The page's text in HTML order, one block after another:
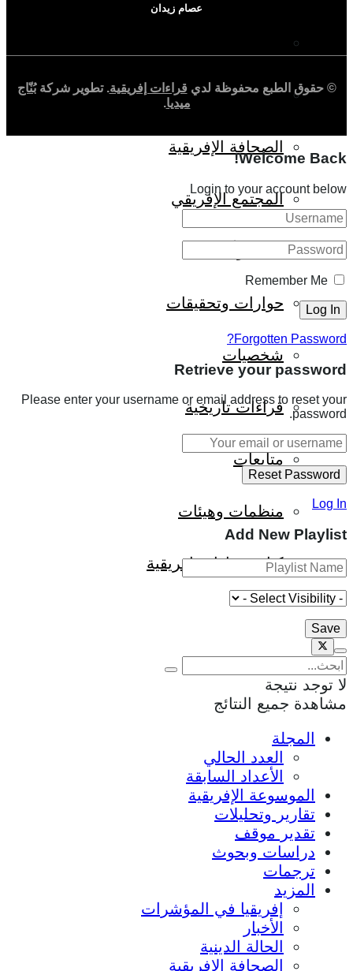
الملف الإفريقي
الصحافة الإفريقية
المجتمع الإفريقي
حوارات وتحقيقات
شخصيات
قراءات تاريخية
متابعات
منظمات وهيئات
كتاب قراءات إفريقية
عصام زيدان
© حقوق الطبع محفوظة لدي قراءات إفريقية. تطوير شركةبُنّاج
ميديا.
Welcome Back!
Login to your account below
Remember Me
Forgotten Password?
Retrieve your password
Please enter your username or email address to reset your
password.
Log In
Add New Playlist
لا توجد نتيجة
مشاهدة جميع النتائج
المجلة
العدد الحالي
الأعداد السابقة
الموسوعة الإفريقية
تقارير وتحليلات
تقدير موقف
دراسات وبحوث
ترجمات
المزيد
إفريقيا في المؤشرات
الأخبار
الحالة الدينية
الصحافة الإفريقية